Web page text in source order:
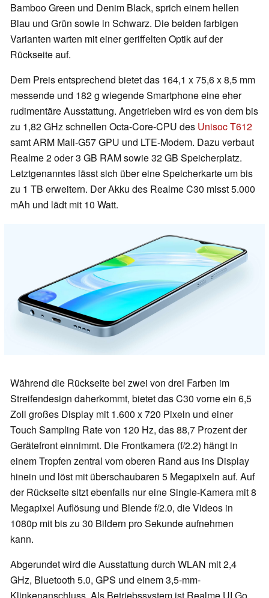
Bamboo Green und Denim Black, sprich einem hellen
Blau und Grün sowie in Schwarz. Die beiden farbigen
Varianten warten mit einer geriffelten Optik auf der
Rückseite auf.
Dem Preis entsprechend bietet das 164,1 x 75,6 x 8,5 mm
messende und 182 g wiegende Smartphone eine eher
rudimentäre Ausstattung. Angetrieben wird es von dem bis
zu 1,82 GHz schnellen Octa-Core-CPU des Unisoc T612
samt ARM Mali-G57 GPU und LTE-Modem. Dazu verbaut
Realme 2 oder 3 GB RAM sowie 32 GB Speicherplatz.
Letztgenanntes lässt sich über eine Speicherkarte um bis
zu 1 TB erweitern. Der Akku des Realme C30 misst 5.000
mAh und lädt mit 10 Watt.
Während die Rückseite bei zwei von drei Farben im
Streifendesign daherkommt, bietet das C30 vorne ein 6,5
Zoll großes Display mit 1.600 x 720 Pixeln und einer
Touch Sampling Rate von 120 Hz, das 88,7 Prozent der
Gerätefront einnimmt. Die Frontkamera (f/2.2) hängt in
einem Tropfen zentral vom oberen Rand aus ins Display
hinein und löst mit überschaubaren 5 Megapixeln auf. Auf
der Rückseite sitzt ebenfalls nur eine Single-Kamera mit 8
Megapixel Auflösung und Blende f/2.0, die Videos in
1080p mit bis zu 30 Bildern pro Sekunde aufnehmen
kann.
Abgerundet wird die Ausstattung durch WLAN mit 2,4
GHz, Bluetooth 5.0, GPS und einem 3,5-mm-